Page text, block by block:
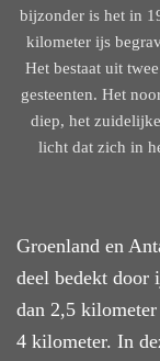
bijzonder is het in
kilometer ijs
Het bestaat uit
gesteenten. Het
diep, het
licht dat zich in
Groenland en
deel bedekt door
dan 2,5
4 kilometer. In